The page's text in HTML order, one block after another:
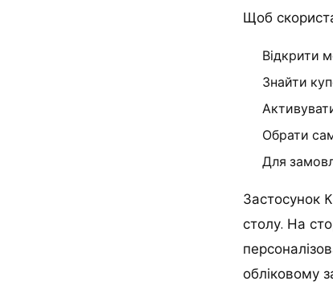
Щоб
Відкрити
Знайти
Обрати
Для
Застосунок
столу. На
обліковому